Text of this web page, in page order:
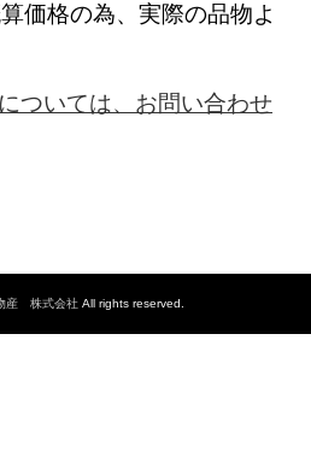
価格の為、実際の品物よ
ついては、お問い合わせ
産 株式会社 All rights reserved.